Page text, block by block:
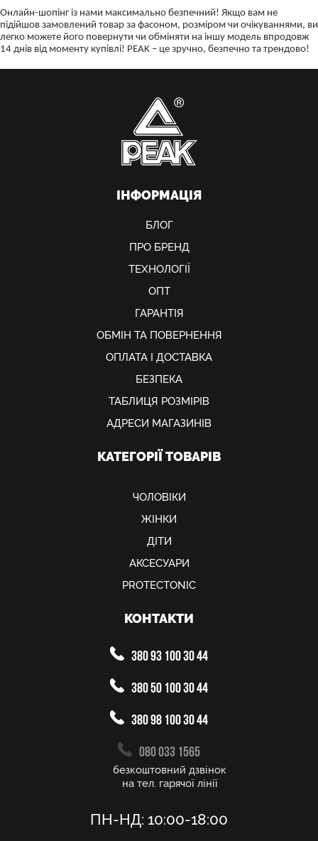
Онлайн-шопінг із нами максимально безпечний! Якщо вам не
підійшов замовлений товар за фасоном, розміром чи очікуваннями, ви
легко можете його повернути чи обміняти на іншу модель впродовж
14 днів від моменту купівлі! PEAK – це зручно, безпечно та трендово!
ІНФОРМАЦІЯ
БЛОГ
ПРО БРЕНД
ТЕХНОЛОГІЇ
ОПТ
ГАРАНТІЯ
ОБМIН ТА ПОВЕРНЕННЯ
ОПЛАТА І ДОСТАВКА
БЕЗПЕКА
ТАБЛИЦЯ РОЗМІРІВ
АДРЕСИ МАГАЗИНІВ
КАТЕГОРІЇ ТОВАРІВ
ЧОЛОВІКИ
ЖІНКИ
ДІТИ
АКСЕСУАРИ
PROTECTONIC
КОНТАКТИ
380 93 100 30 44
380 50 100 30 44
380 98 100 30 44
080 033 1565
безкоштовний дзвінок
на тел. гарячої лінії
ПН-НД: 10:00-18:00